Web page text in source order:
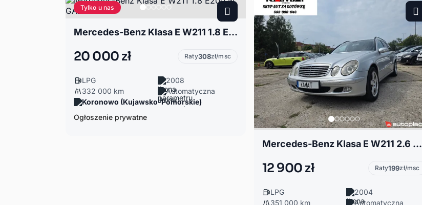
Tylko u nas
Mercedes-Benz Klasa E W211 1.8 E200 w GAZIE
20 000 zł Raty308zł/msc
LPG
2008
332 000 km
Automatyczna
Koronowo (Kujawsko-Pomorskie)
Ogłoszenie prywatne
Mercedes-Benz Klasa E W211 2.6 Mercedes- Benz E240 Benzyna+ LPG Automat Zamiana
12 900 zł Raty199zł/msc
LPG
2004
351 000 km
Automatyczna